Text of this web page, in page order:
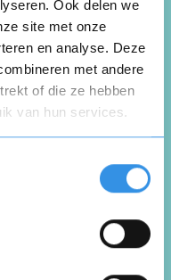
Ook delen we
site met onze
en analyse. Deze
met andere
of die ze hebben
van hun services.
*